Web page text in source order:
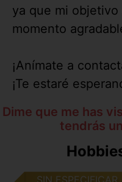
ya que mi objetivo
momento
¡Anímate a
¡Te estaré
Dime que me has
tendrás